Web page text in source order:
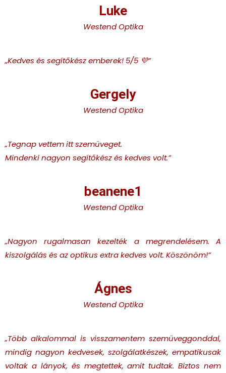
Luke
Westend Optika
„Kedves és segítőkész emberek! 5/5 💜”
Gergely
Westend Optika
„Tegnap vettem itt szemüveget.
Mindenki nagyon segítőkész és kedves volt.”
beanene1
Westend Optika
„Nagyon rugalmasan kezelték a megrendelésem. A
kiszolgálás és az optikus extra kedves volt. Köszönöm!”
Ágnes
Westend Optika
„Több alkalommal is visszamentem szemüveggonddal,
mindig nagyon kedvesek, szolgálatkészek, empatikusak
voltak a lányok, és megtettek, amit tudtak. Biztos nem